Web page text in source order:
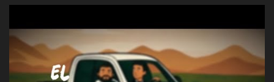
pa más pues hay charola les voy a dar hasta topar pues no hay de
otra Música Surcando bien mi camino voy por mi línea no veo a
los lados aquel que no corre vuela no se me duerm voy chicoteado
Ya pasé varias hazañas ya tienen rato que me agarran el colmillo